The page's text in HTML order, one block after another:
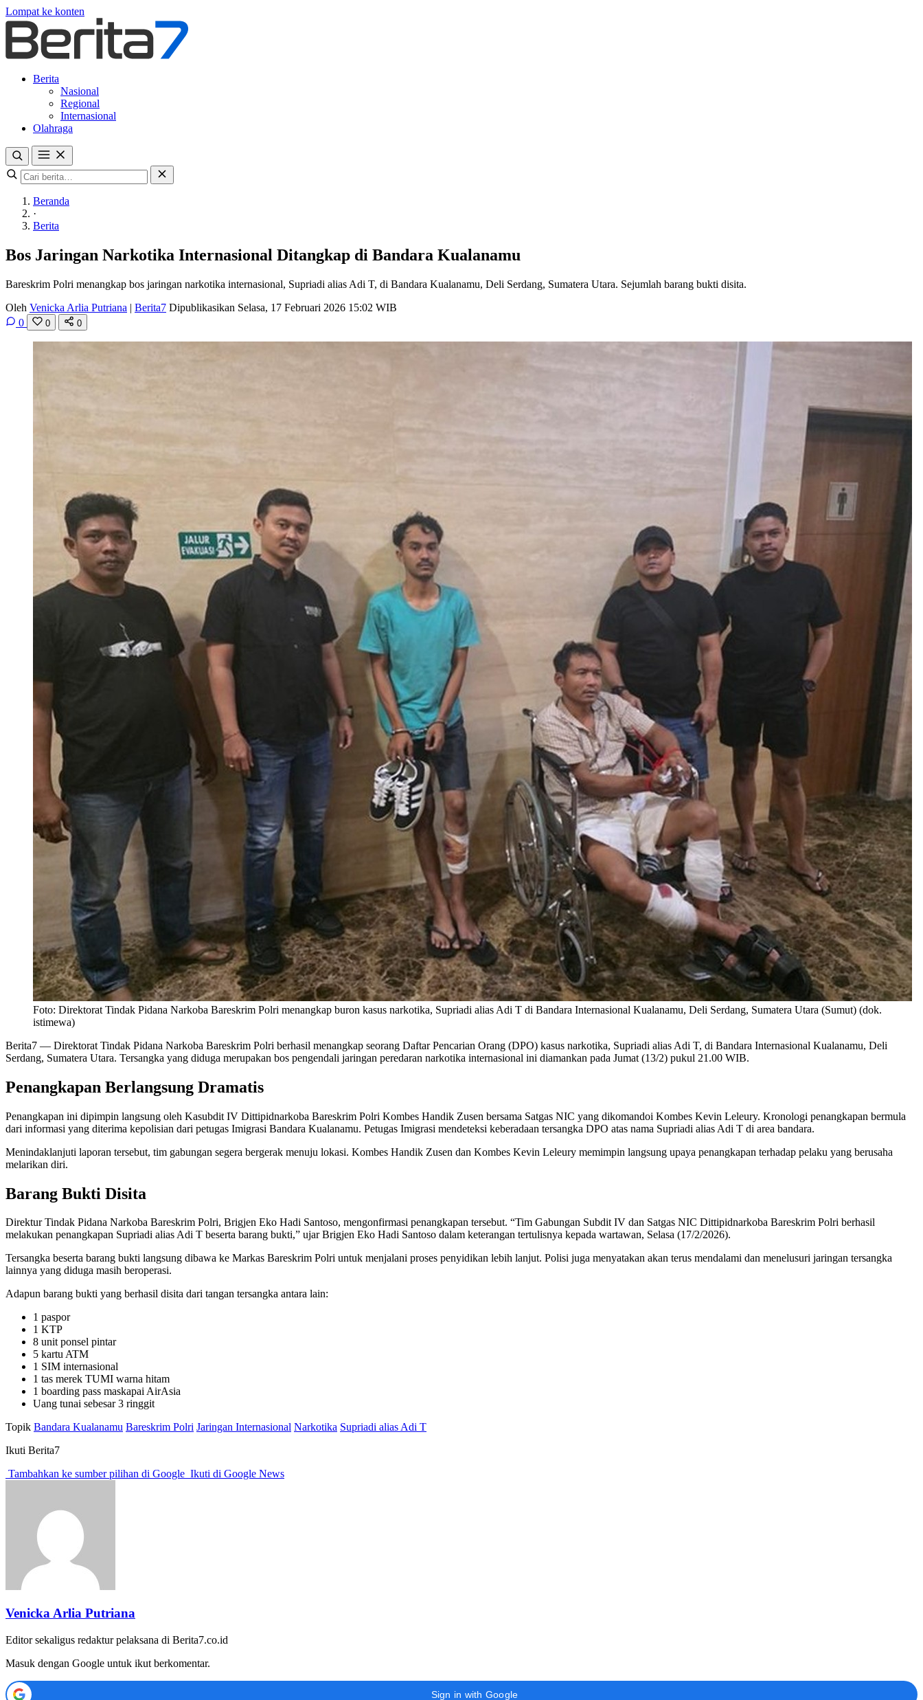
Lompat ke konten
Berita
Nasional
Regional
Internasional
Olahraga
Beranda
·
Berita
Bos Jaringan Narkotika Internasional Ditangkap di Bandara Kualanamu
Bareskrim Polri menangkap bos jaringan narkotika internasional, Supriadi alias Adi T, di Bandara Kualanamu, Deli Serdang, Sumatera Utara. Sejumlah barang bukti disita.
Oleh Venicka Arlia Putriana | Berita7 Dipublikasikan Selasa, 17 Februari 2026 15:02 WIB
0
0 0
Foto: Direktorat Tindak Pidana Narkoba Bareskrim Polri menangkap buron kasus narkotika, Supriadi alias Adi T di Bandara Internasional Kualanamu, Deli Serdang, Sumatera Utara (Sumut) (dok.
istimewa)
Berita7 — Direktorat Tindak Pidana Narkoba Bareskrim Polri berhasil menangkap seorang Daftar Pencarian Orang (DPO) kasus narkotika, Supriadi alias Adi T, di Bandara Internasional Kualanamu, Deli
Serdang, Sumatera Utara. Tersangka yang diduga merupakan bos pengendali jaringan peredaran narkotika internasional ini diamankan pada Jumat (13/2) pukul 21.00 WIB.
Penangkapan Berlangsung Dramatis
Penangkapan ini dipimpin langsung oleh Kasubdit IV Dittipidnarkoba Bareskrim Polri Kombes Handik Zusen bersama Satgas NIC yang dikomandoi Kombes Kevin Leleury. Kronologi penangkapan bermula
dari informasi yang diterima kepolisian dari petugas Imigrasi Bandara Kualanamu. Petugas Imigrasi mendeteksi keberadaan tersangka DPO atas nama Supriadi alias Adi T di area bandara.
Menindaklanjuti laporan tersebut, tim gabungan segera bergerak menuju lokasi. Kombes Handik Zusen dan Kombes Kevin Leleury memimpin langsung upaya penangkapan terhadap pelaku yang berusaha
melarikan diri.
Barang Bukti Disita
Direktur Tindak Pidana Narkoba Bareskrim Polri, Brigjen Eko Hadi Santoso, mengonfirmasi penangkapan tersebut. “Tim Gabungan Subdit IV dan Satgas NIC Dittipidnarkoba Bareskrim Polri berhasil
melakukan penangkapan Supriadi alias Adi T beserta barang bukti,” ujar Brigjen Eko Hadi Santoso dalam keterangan tertulisnya kepada wartawan, Selasa (17/2/2026).
Tersangka beserta barang bukti langsung dibawa ke Markas Bareskrim Polri untuk menjalani proses penyidikan lebih lanjut. Polisi juga menyatakan akan terus mendalami dan menelusuri jaringan tersangka
lainnya yang diduga masih beroperasi.
Adapun barang bukti yang berhasil disita dari tangan tersangka antara lain:
1 paspor
1 KTP
8 unit ponsel pintar
5 kartu ATM
1 SIM internasional
1 tas merek TUMI warna hitam
1 boarding pass maskapai AirAsia
Uang tunai sebesar 3 ringgit
Topik Bandara Kualanamu Bareskrim Polri Jaringan Internasional Narkotika Supriadi alias Adi T
Ikuti Berita7
Tambahkan ke sumber pilihan di Google Ikuti di Google News
Venicka Arlia Putriana
Editor sekaligus redaktur pelaksana di Berita7.co.id
Masuk dengan Google untuk ikut berkomentar.
Sign in with Google